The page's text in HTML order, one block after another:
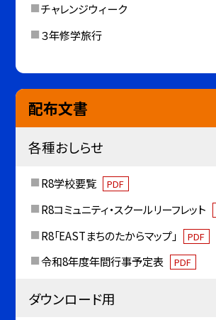
チャレンジウィーク
３年修学旅行
配布文書
各種おしらせ
R8学校要覧 PDF
R8コミュニティ・スクールリーフレット
R8「EASTまちのたからマップ」 PDF
令和8年度年間行事予定表 PDF
ダウンロード用